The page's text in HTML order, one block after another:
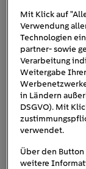
behagliche
meist
auch Tipps,
Strom- oder
zum
Mit Klick auf
Verwendung
Technologien
partner- sowie
Verarbeitung
Weitergabe
in Ländern
DSGVO). Mit
verwendet.
Über den Button
weitere